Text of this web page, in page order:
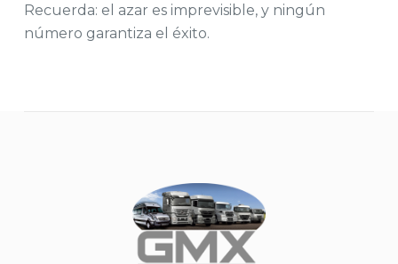
Recuerda: el azar es imprevisible, y ningún
número garantiza el éxito.